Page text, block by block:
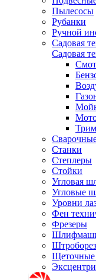
Пылесосы
Рубанки
Ручной
Садовая
Садовая
Станки
Степлеры
Стойки
Угловая
Угловые
Уровни
Фен
Фрезеры
Штроборез